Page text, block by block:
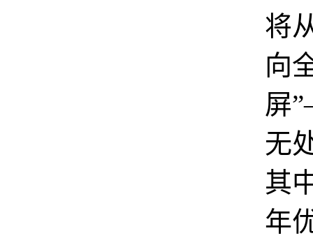
将
向
屏
无
其
年